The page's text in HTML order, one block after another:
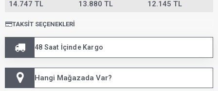
14.747 TL 13.880 TL 12.145 TL
TAKSIT SEÇENEKLERI
48 Saat İçinde Kargo
Hangi Mağazada Var?